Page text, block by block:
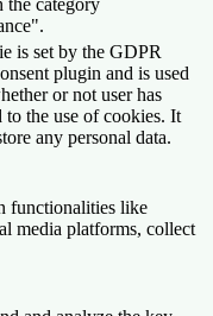
is set by the GDPR
plugin and is used
or not user has
to the use of cookies. It
any personal data.
functionalities like
media platforms, collect